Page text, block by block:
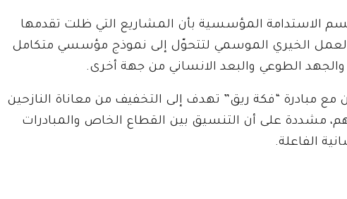
الاستدامة المؤسسية بأن المشاريع التي ظلت تقدمها
العمل الخيري الموسمي لتتحوّل إلى نموذج مؤسسي متكامل
الطوعي والبعد الانساني من جهة أخرى.
مع مبادرة “فكة ريق” تهدف إلى التخفيف من معاناة النازحين
مشددة على أن التنسيق بين القطاع الخاص والمبادرات
الفاعلة.